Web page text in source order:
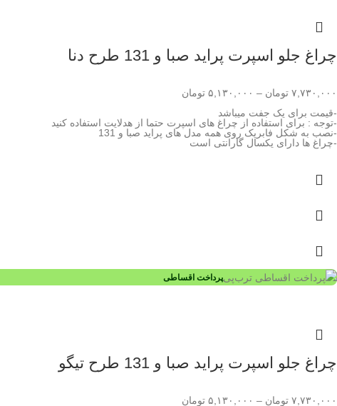
چراغ جلو اسپرت پراید صبا و 131 طرح دنا
۷,۷۳۰,۰۰۰ تومان – ۵,۱۳۰,۰۰۰ تومان
-قیمت برای یک جفت میباشد
-توجه : برای استفاده از چراغ های اسپرت حتما از هدلایت استفاده کنید
-نصب به شکل فابریک روی همه مدل های پراید صبا و 131
-چراغ ها دارای یکسال گارانتی است
پرداخت اقساطی
چراغ جلو اسپرت پراید صبا و 131 طرح تیگو
۷,۷۳۰,۰۰۰ تومان – ۵,۱۳۰,۰۰۰ تومان